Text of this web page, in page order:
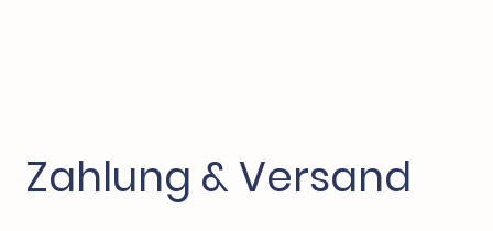
Zahlung & Versand